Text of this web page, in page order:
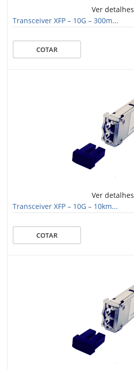
Ver detalhes
Transceiver XFP – 10G – 300m...
COTAR
Ver detalhes
Transceiver XFP – 10G – 10km...
COTAR